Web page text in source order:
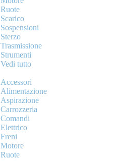
Ruote
Scarico
Sospensioni
Sterzo
Trasmissione
Strumenti
Vedi tutto
Accessori
Alimentazione
Aspirazione
Carrozzeria
Comandi
Elettrico
Freni
Motore
Ruote